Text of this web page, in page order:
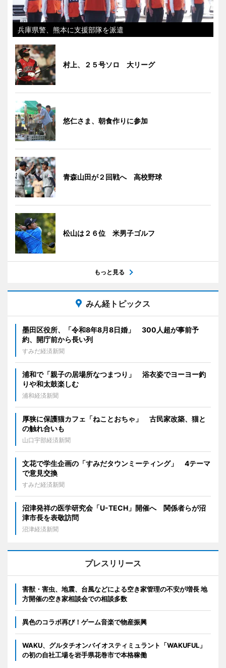
兵庫県警、熊本に支援部隊を派遣
村上、２５号ソロ 大リーグ
悠仁さま、朝食作りに参加
青森山田が２回戦へ 高校野球
松山は２６位 米男子ゴルフ
もっと見る
みん経トピックス
墨田区役所、「令和8年8月8日婚」 300人超が事前予
約、開庁前から長い列
すみだ経済新聞
浦和で「親子の居場所なつまつり」 浴衣姿でヨーヨー釣
りや和太鼓楽しむ
浦和経済新聞
厚狭に保護猫カフェ「ねことおちゃ」 古民家改築、猫と
の触れ合いも
山口宇部経済新聞
文花で学生企画の「すみだタウンミーティング」 4テーマ
で意見交換
すみだ経済新聞
沼津発祥の医学研究会「U-TECH」開催へ 関係者らが沼
津市長を表敬訪問
沼津経済新聞
プレスリリース
害獣・害虫、地震、台風などによる空き家管理の不安が増長 地
方開催の空き家相談会での相談多数
異色のコラボ再び！ゲーム音楽で物産振興
WAKU、グルタチオンバイオスティミュラント「WAKUFUL」
の初の自社工場を岩手県花巻市で本格稼働